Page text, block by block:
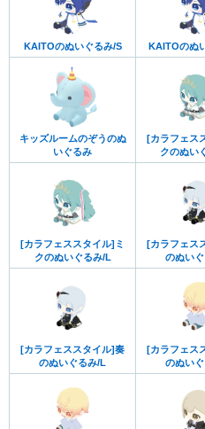
KAITOのぬいぐるみ/S KAITOのぬ
キッズルームのぞうのぬ
いぐるみ
[カラフェス
クのぬい
[カラフェススタイル]ミ
クのぬいぐるみ/L
[カラフェス
のぬい
[カラフェススタイル]奏
のぬいぐるみ/L
[カラフェス
のぬい